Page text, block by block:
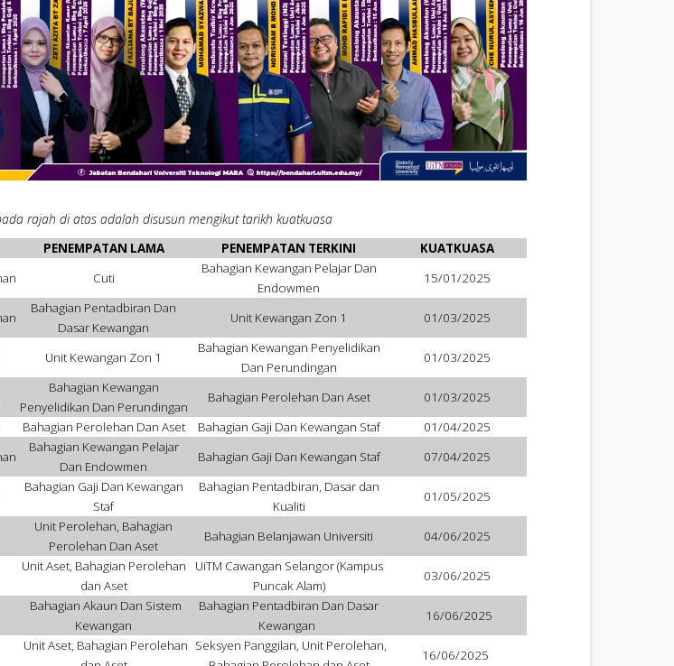
rajah di atas adalah disusun mengikut tarikh kuatkuasa
PENEMPATAN LAMA PENEMPATAN TERKINI
KUATKUASA
Cuti
Bahagian Kewangan Pelajar Dan
Endowmen
15/01/2025
Bahagian Pentadbiran Dan
Dasar Kewangan
Unit Kewangan Zon 1 01/03/2025
Unit Kewangan Zon 1
Bahagian Kewangan Penyelidikan
Dan Perundingan
01/03/2025
Bahagian Kewangan
Penyelidikan Dan Perundingan
Bahagian Perolehan Dan Aset 01/03/2025
Bahagian Perolehan Dan Aset Bahagian Gaji Dan Kewangan Staf 01/04/2025
Bahagian Kewangan Pelajar
Dan Endowmen
Bahagian Gaji Dan Kewangan Staf 07/04/2025
Bahagian Gaji Dan Kewangan
Staf
Bahagian Pentadbiran, Dasar dan
Kualiti
01/05/2025
Unit Perolehan, Bahagian
Perolehan Dan Aset
Bahagian Belanjawan Universiti 04/06/2025
Unit Aset, Bahagian Perolehan
dan Aset
UiTM Cawangan Selangor (Kampus
Puncak Alam)
03/06/2025
Bahagian Akaun Dan Sistem
Kewangan
Bahagian Pentadbiran Dan Dasar
Kewangan
16/06/2025
Unit Aset, Bahagian Perolehan Seksyen Panggilan, Unit Perolehan,
16/06/2025